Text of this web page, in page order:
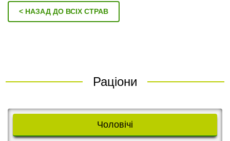
< НАЗАД ДО ВСІХ СТРАВ
Раціони
Чоловічі